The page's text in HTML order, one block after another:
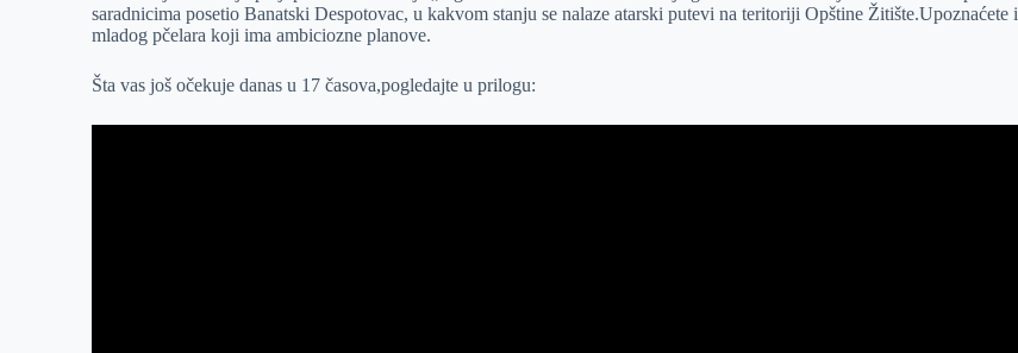
r
n
A
p
i
saradnicima posetio Banatski Despotovac, u kakvom stanju se nalaze atarski putevi na teritoriji Opštine Žitište.Upoznaćete i
mladog pčelara koji ima ambiciozne planove.
Šta vas još očekuje danas u 17 časova,pogledajte u prilogu: